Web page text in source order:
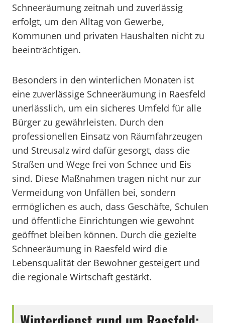
Schneeräumung zeitnah und zuverlässig
erfolgt, um den Alltag von Gewerbe,
Kommunen und privaten Haushalten nicht zu
beeinträchtigen.
Besonders in den winterlichen Monaten ist
eine zuverlässige Schneeräumung in Raesfeld
unerlässlich, um ein sicheres Umfeld für alle
Bürger zu gewährleisten. Durch den
professionellen Einsatz von Räumfahrzeugen
und Streusalz wird dafür gesorgt, dass die
Straßen und Wege frei von Schnee und Eis
sind. Diese Maßnahmen tragen nicht nur zur
Vermeidung von Unfällen bei, sondern
ermöglichen es auch, dass Geschäfte, Schulen
und öffentliche Einrichtungen wie gewohnt
geöffnet bleiben können. Durch die gezielte
Schneeräumung in Raesfeld wird die
Lebensqualität der Bewohner gesteigert und
die regionale Wirtschaft gestärkt.